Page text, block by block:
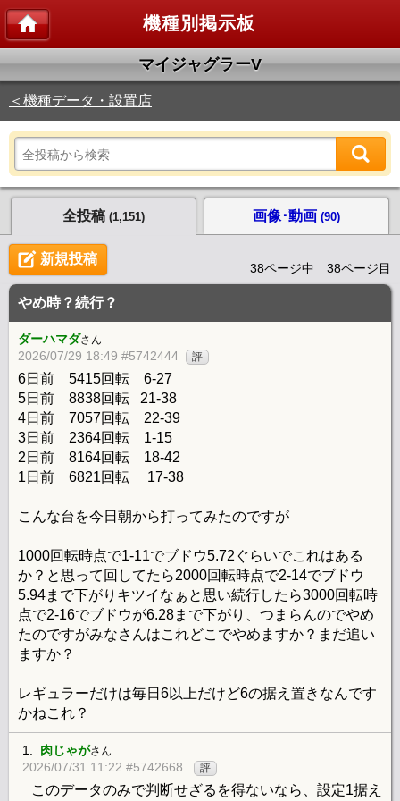
機種別掲示板
マイジャグラーV
＜機種データ・設置店
全投稿 (1,151) 画像･動画 (90)
新規投稿
38ページ中 38ページ目
やめ時？続行？
ダーハマダさん
2026/07/29 18:49 #5742444 評
6日前 5415回転 6-27
5日前 8838回転 21-38
4日前 7057回転 22-39
3日前 2364回転 1-15
2日前 8164回転 18-42
1日前 6821回転 17-38
こんな台を今日朝から打ってみたのですが
1000回転時点で1-11でブドウ5.72ぐらいでこれはある
か？と思って回してたら2000回転時点で2-14でブドウ
5.94まで下がりキツイなぁと思い続行したら3000回転時
点で2-16でブドウが6.28まで下がり、つまらんのでやめ
たのですがみなさんはこれどこでやめますか？まだ追い
ますか？
レギュラーだけは毎日6以上だけど6の据え置きなんです
かねこれ？
1. 肉じゃがさん
2026/07/31 11:22 #5742668 評
このデータのみで判断せざるを得ないなら、設定1据え